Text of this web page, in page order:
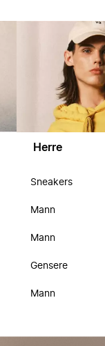
Herre
Sneakers
Mann
Mann
Gensere
Mann